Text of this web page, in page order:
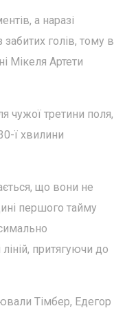
а наразі
голів, тому в
Мікеля Артети
чужої третини поля,
ї хвилини
що вони не
першого тайму
притягуючи до
Тімбер, Едегор